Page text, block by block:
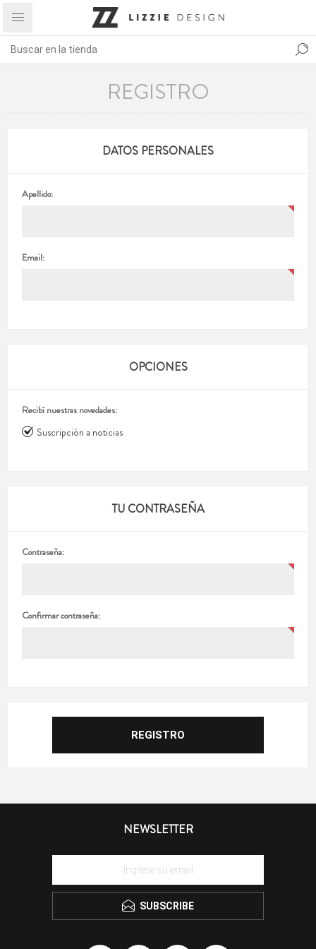
REGISTRO
DATOS PERSONALES
Apellido:
Email:
OPCIONES
Recibí nuestras novedades:
Suscripción a noticias
TU CONTRASEÑA
Contraseña:
Confirmar contraseña:
NEWSLETTER
SUBSCRIBE